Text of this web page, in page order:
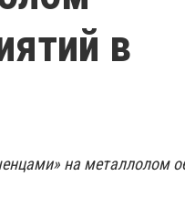
в
на металлолом